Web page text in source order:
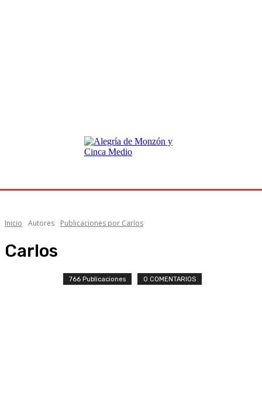
Inicio Autores Publicaciones por Carlos
Carlos
766 Publicaciones 0 COMENTARIOS